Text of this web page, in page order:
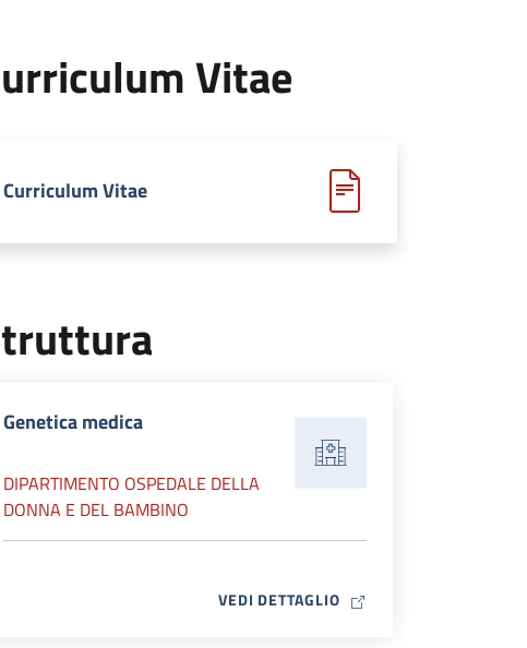
Vitae
Curriculum Vitae
Genetica medica
DIPARTIMENTO OSPEDALE DELLA
DONNA E DEL BAMBINO
VEDI DETTAGLIOMAP ICON